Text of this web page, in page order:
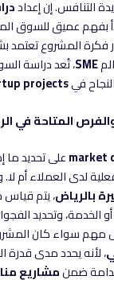
التنافس. إن إعداد
بفهم عميق للسوق
فكرة المشروع تعتمد
SME، تُعد دراسة
فيprojects
المتاحة في
marketعلى تحديد ما
لدى العملاء أم
بالرياض، يتم قياس
الخدمة، وتحديد
مهم سواء كان
، لأنه يحدد مدى
ضمنمشاريع